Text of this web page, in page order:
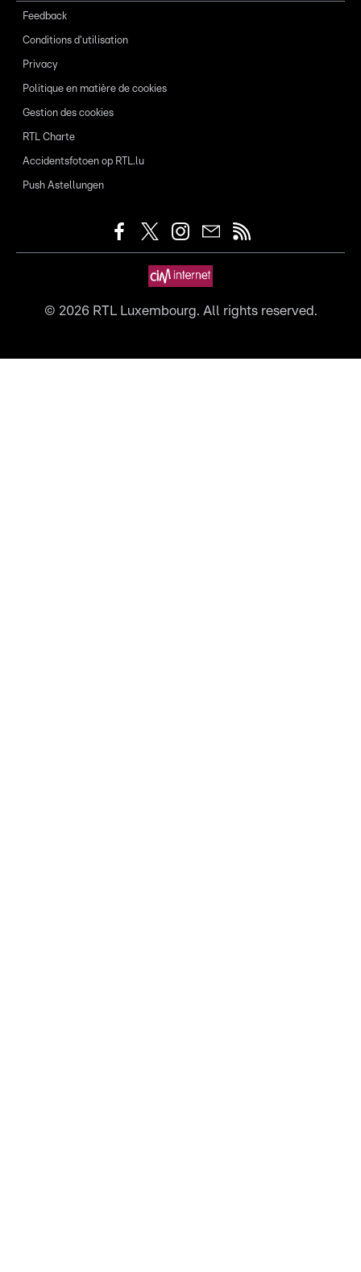
Feedback
Conditions d'utilisation
Privacy
Politique en matière de cookies
Gestion des cookies
RTL Charte
Accidentsfotoen op RTL.lu
Push Astellungen
© 2026RTL Luxembourg. All rights reserved.